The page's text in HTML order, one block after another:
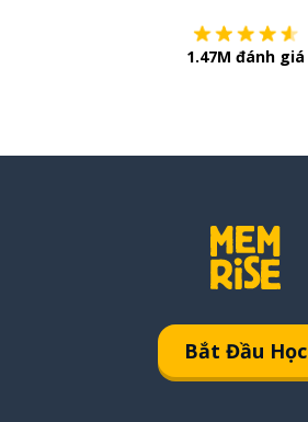
1.47M đánh giá
Bắt Đầu Học